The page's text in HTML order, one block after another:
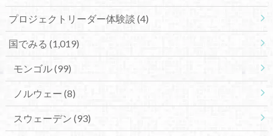
プロジェクトリーダー体験談 (4)
国でみる (1,019)
モンゴル(99)
ノルウェー (8)
スウェーデン (93)